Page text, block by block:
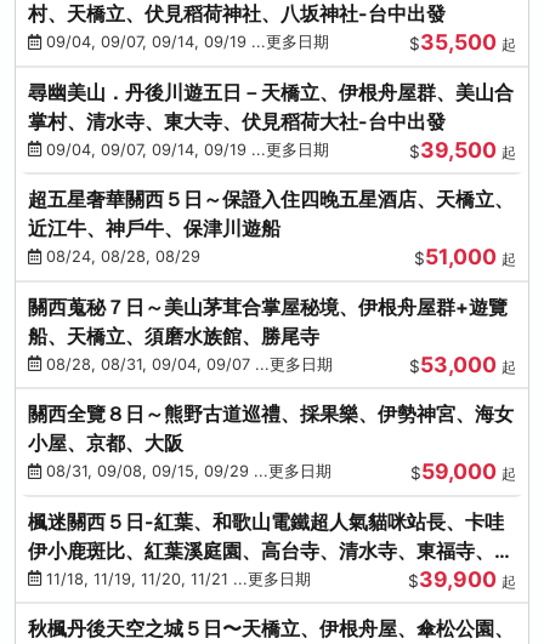
村、天橋立、伏見稻荷神社、八坂神社-台中出發
09/04, 09/07, 09/14, 09/19 ...更多日期 $35,500 起
尋幽美山．丹後川遊五日－天橋立、伊根舟屋群、美山合
掌村、清水寺、東大寺、伏見稻荷大社-台中出發
09/04, 09/07, 09/14, 09/19 ...更多日期 $39,500 起
超五星奢華關西５日～保證入住四晚五星酒店、天橋立、
近江牛、神戶牛、保津川遊船
08/24, 08/28, 08/29 $51,000 起
關西蒐秘７日～美山茅茸合掌屋秘境、伊根舟屋群+遊覽
船、天橋立、須磨水族館、勝尾寺
08/28, 08/31, 09/04, 09/07 ...更多日期 $53,000 起
關西全覽８日～熊野古道巡禮、採果樂、伊勢神宮、海女
小屋、京都、大阪
08/31, 09/08, 09/15, 09/29 ...更多日期 $59,000 起
楓迷關西５日-紅葉、和歌山電鐵超人氣貓咪站長、卡哇
伊小鹿斑比、紅葉溪庭園、高台寺、清水寺、東福寺、伊
勢龍蝦+和牛
11/18, 11/19, 11/20, 11/21 ...更多日期 $39,900 起
秋楓丹後天空之城５日〜天橋立、伊根舟屋、傘松公園、